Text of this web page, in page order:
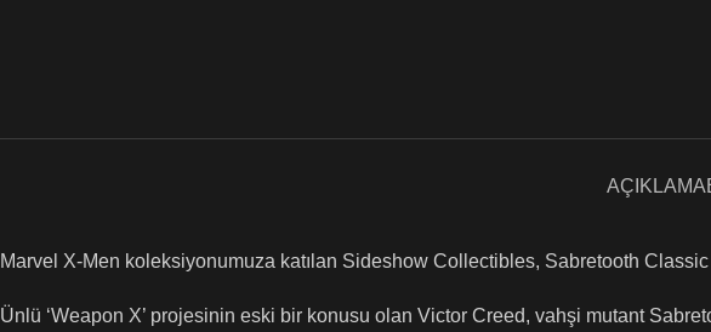
AÇIKLAMA
Marvel X-Men koleksiyonumuza katılan Sideshow Collectibles, Sabretooth
Ünlü ‘Weapon X’ projesinin eski bir konusu olan Victor Creed, vahşi mutant